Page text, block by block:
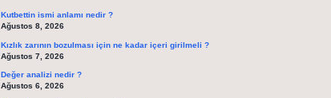
Kutbettin ismi anlamı nedir ?
Ağustos 8, 2026
Kızlık zarının bozulması için ne kadar içeri girilmeli ?
Ağustos 7, 2026
Değer analizi nedir ?
Ağustos 6, 2026